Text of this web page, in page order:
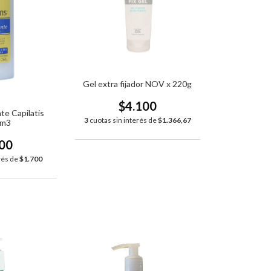
Capilatis
de$1.700
Gel extra fijador NOV x 220g
$4.100
3 cuotas sin interés de$1.366,67